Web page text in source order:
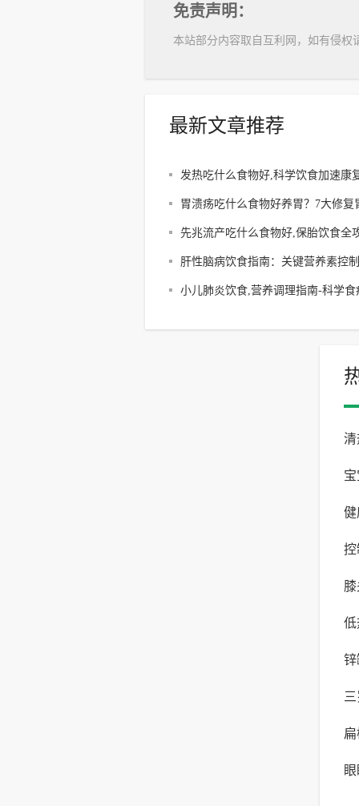
免责声明：
本站部分内容取自互利网，如有侵权
最新文章推荐
发热吃什么食物好,科学饮食加速康
烧食谱全解析
胃溃疡吃什么食物好养胃？7大修复
膜食材推荐
先兆流产吃什么食物好,保胎饮食全
科学调理方案解析
肝性脑病饮食指南：关键营养素控
谱建议
小儿肺炎饮食,营养调理指南-科学食
清
化
健
可
控
您
节
低
锌
于